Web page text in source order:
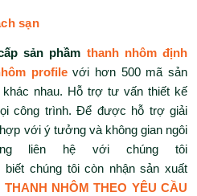
sạn
sản phầm thanh nhôm định
profilevới hơn 500 mã sản
khác nhau. Hỗ trợ tư vấn thiết kế
công trình. Để được hỗ trợ giải
với ý tưởng và không gian ngôi
liên hệ với chúng tôi
biết chúng tôi còn nhận sản xuất
NHÔM THEO YÊU CẦU